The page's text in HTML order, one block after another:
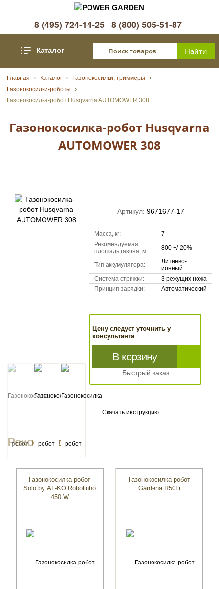
8 (495) 724-14-25 8 (800) 505-51-87
Каталог
Главная Каталог
Газонокосилки, триммеры
Газонокосилки-роботы
Газонокосилка-робот Husqvarna AUTOMOWER 308
Газонокосилка-робот Husqvarna
AUTOMOWER 308
Артикул: 9671677-17
Масса, кг:
7
Рекомендуемая
площадь газона, м:
800 +/-20%
Тип аккумулятора:
Литиево-
ионный
Система стрижки:
3 режущих ножа
Принцип зарядки:
Автоматический
Цену следует уточнить у
консультанта
В корзину
Быстрый заказ
Скачать инструкцию
Рекомендуем
Газонокосилка-робот
Solo by AL-KO Robolinho
450 W
Газонокосилка-робот
Gardena R50Li